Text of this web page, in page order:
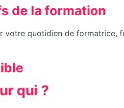
de la formation
votre quotidien de formatrice,
qui ?